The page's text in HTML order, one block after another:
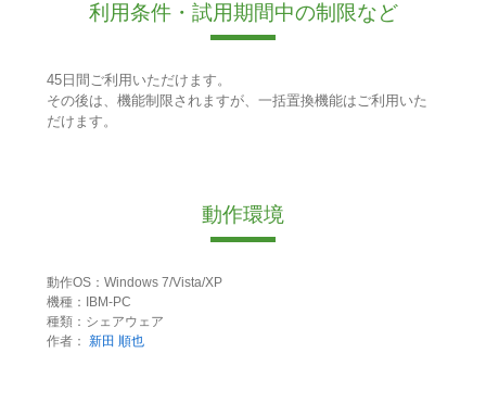
利用条件・試用期間中の制限など
45日間ご利用いただけます。
その後は、機能制限されますが、一括置換機能はご利用いた
だけます。
動作環境
動作OS：Windows 7/Vista/XP
機種：IBM-PC
種類：シェアウェア
作者： 新田 順也